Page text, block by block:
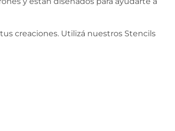
creaciones. Utilizá nuestros Stencils